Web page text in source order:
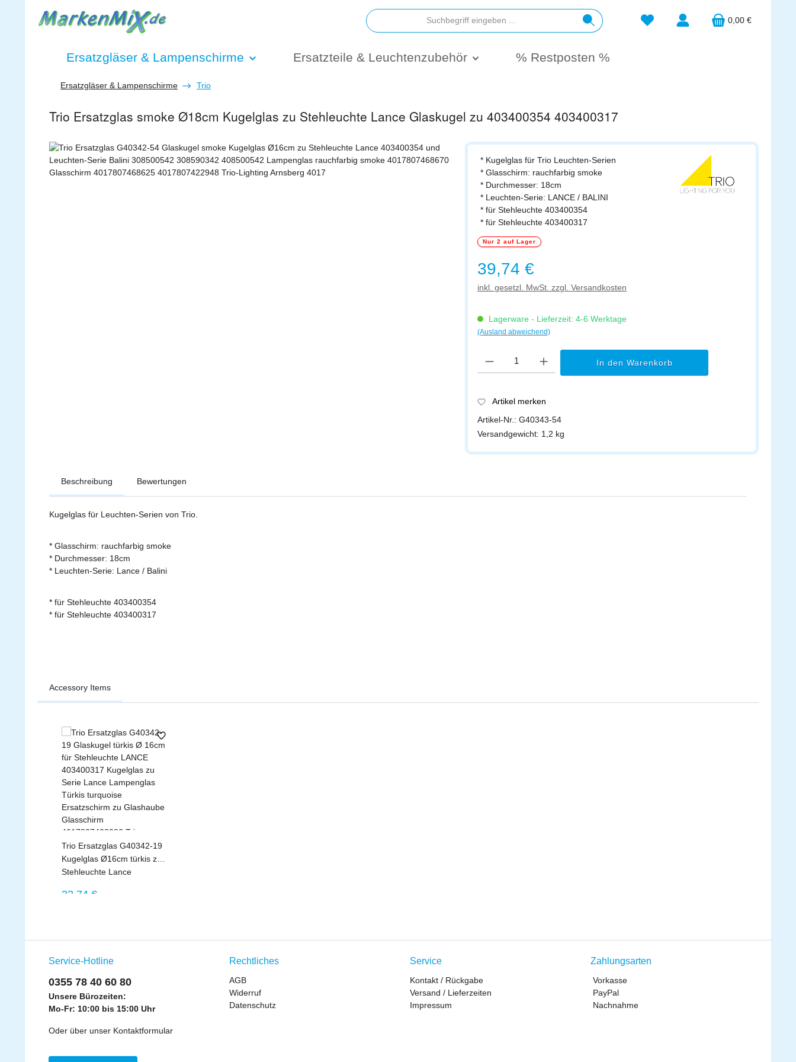
Hauptinhalt springen
Zur Suche springen
Zur Hauptnavigation springen
Du hast 0 Produkte auf dem
0,00 €
Ersatzgläser & Lampenschirme Ersatzteile & Leuchtenzubehör % Restposten %
Ersatzgläser & Lampenschirme Trio
Trio Ersatzglas smoke Ø18cm Kugelglas zu Stehleuchte Lance Glaskugel zu 403400354 403400317
Bildergalerie überspringen
* Kugelglas für Trio Leuchten-Serien
* Glasschirm: rauchfarbig smoke
* Durchmesser: 18cm
* Leuchten-Serie: LANCE / BALINI
* für Stehleuchte 403400354
* für Stehleuchte 403400317
Nur 2 auf Lager
Regulärer Preis:
39,74 €
inkl. gesetzl. MwSt. zzgl. Versandkosten
Lagerware - Lieferzeit: 4-6 Werktage
(Ausland abweichend)
In den Warenkorb
Artikel merken
Artikel-Nr.:G40343-54
Versandgewicht: 1,2 kg
Beschreibung Bewertungen
Kugelglas für Leuchten-Serien von Trio.
* Glasschirm: rauchfarbig smoke
* Durchmesser: 18cm
* Leuchten-Serie: Lance / Balini
* für Stehleuchte 403400354
* für Stehleuchte 403400317
Accessory Items
Trio Ersatzglas G40342-19
Kugelglas Ø16cm türkis zu
Stehleuchte Lance
Regulärer Preis:
32,74 €
Service-Hotline
0355 78 40 60 80
Unsere Bürozeiten:
Mo-Fr: 10:00 bis 15:00 Uhr
Oder über unser Kontaktformular
Rechtliches
AGB
Widerruf
Datenschutz
Service
Kontakt / Rückgabe
Versand / Lieferzeiten
Impressum
Zahlungsarten
Vorkasse
PayPal
Nachnahme